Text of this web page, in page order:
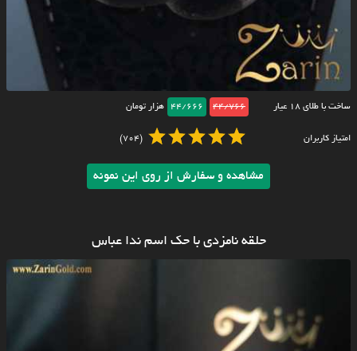
ساخت با طلای ۱۸ عیار 44/766
44/666 هزار تومان
امتیاز کاربران (704)
مشاهده و سفارش از روی این نمونه
حلقه نامزدی با حک اسم ندا عباس